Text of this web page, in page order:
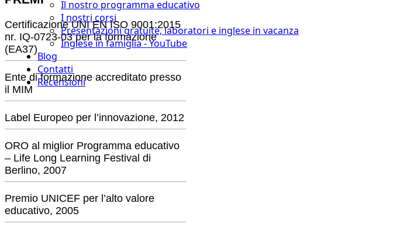
Il nostro programma educativo
I nostri corsi
Presentazioni gratuite, laboratori e inglese in vacanza
Inglese in famiglia - YouTube
Blog
Contatti
Recensioni
Certificazione UNI EN ISO 9001:2015
nr. IQ-0723-03 per la formazione
(EA37)
Ente di formazione accreditato presso
il MIM
Label Europeo per l’innovazione, 2012
ORO al miglior Programma educativo
– Life Long Learning Festival di
Berlino, 2007
Premio UNICEF per l’alto valore
educativo, 2005